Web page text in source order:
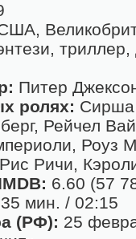
Питер
ролях: Сирша
Рейчел
Роуз
Ричи,
6.60 (57
мин. / 02:15
(РФ): 25